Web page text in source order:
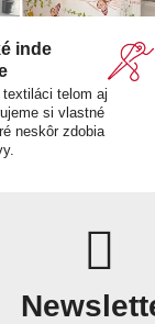
inde
telom aj
si vlastné
neskôr zdobia